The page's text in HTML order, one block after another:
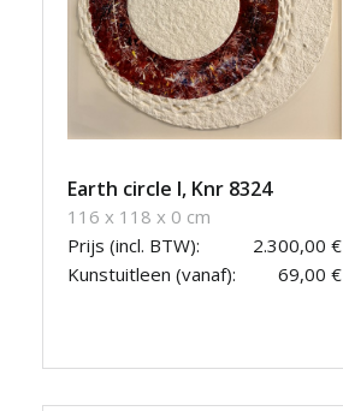
Earth circle I, Knr 8324
116 x 118 x 0 cm
Prijs (incl. BTW):
2.300,00 €
Kunstuitleen (vanaf):
69,00 €